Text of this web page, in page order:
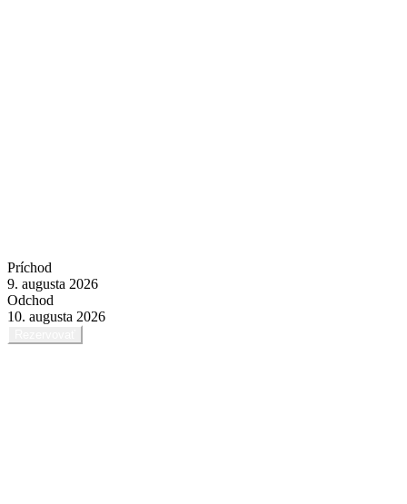
Príchod
9. augusta 2026
Odchod
10. augusta 2026